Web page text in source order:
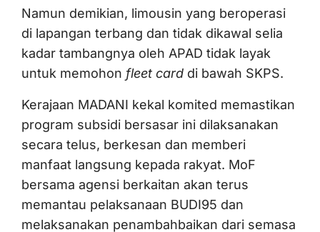
Namun demikian, limousin yang beroperasi
di lapangan terbang dan tidak dikawal selia
kadar tambangnya oleh APAD tidak layak
untuk memohon fleet card di bawah SKPS.
Kerajaan MADANI kekal komited memastikan
program subsidi bersasar ini dilaksanakan
secara telus, berkesan dan memberi
manfaat langsung kepada rakyat. MoF
bersama agensi berkaitan akan terus
memantau pelaksanaan BUDI95 dan
melaksanakan penambahbaikan dari semasa